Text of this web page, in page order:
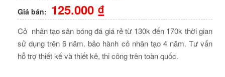
Giá bán: 125.000 ₫
Cỏ nhân tạo sân bóng đá giá rẻ từ 130k đến 170k thời gian
sử dụng trên 6 năm. bảo hành cỏ nhân tạo 4 năm. Tư vấn
hỗ trợ thiết kế và thiết kê, thi công trên toàn quốc.